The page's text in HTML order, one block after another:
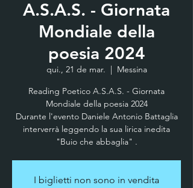
A.S.A.S. - Giornata
Mondiale della
poesia 2024
qui., 21 de mar.
  |
Messina
Reading Poetico A.S.A.S. - Giornata
Mondiale della poesia 2024
Durante l'evento Daniele Antonio Battaglia
interverrà leggendo la sua lirica inedita
"Buio che abbaglia" .
I biglietti non sono in vendita